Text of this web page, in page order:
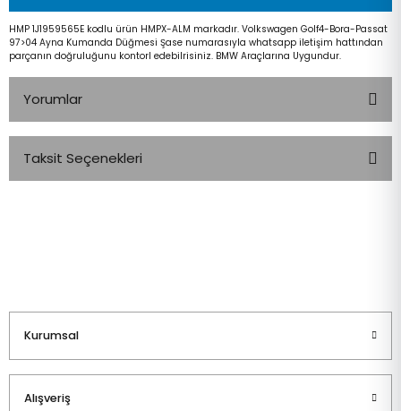
HMP 1J1959565E kodlu ürün HMPX-ALM markadır. Volkswagen Golf4-Bora-Passat
97>04 Ayna Kumanda Düğmesi Şase numarasıyla whatsapp iletişim hattından
parçanın doğruluğunu kontorl edebilrisiniz. BMW Araçlarına Uygundur.
Yorumlar
Taksit Seçenekleri
Kurumsal
Alışveriş